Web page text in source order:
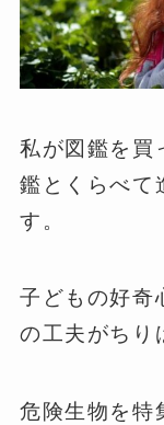
私が図鑑を買
鑑とくらべて
す。
子どもの好奇
の工夫がちり
危険生物を特